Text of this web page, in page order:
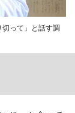
切って」と話す調